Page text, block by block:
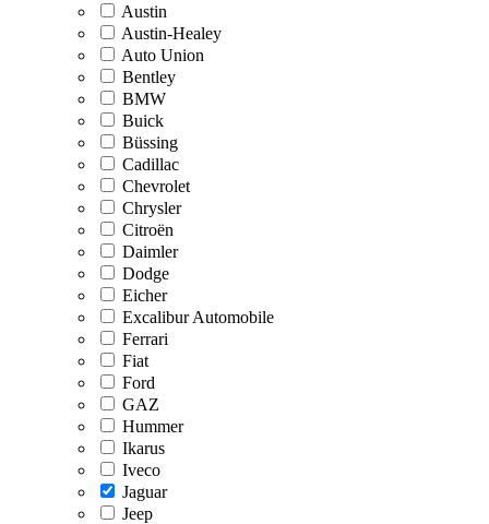
Austin
Austin-Healey
Auto Union
Bentley
BMW
Buick
Büssing
Cadillac
Chevrolet
Chrysler
Citroën
Daimler
Dodge
Eicher
Excalibur Automobile
Ferrari
Fiat
Ford
GAZ
Hummer
Ikarus
Iveco
Jaguar
Jeep